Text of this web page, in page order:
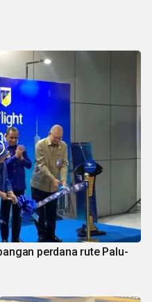
perdana rute Palu-